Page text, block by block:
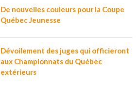
De nouvelles couleurs pour la Coupe
Québec Jeunesse
Dévoilement des juges qui officieront
aux Championnats du Québec
extérieurs